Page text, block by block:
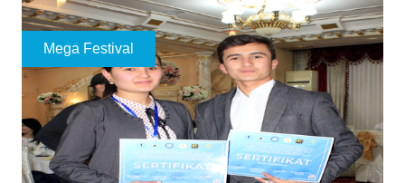
Mega Festival